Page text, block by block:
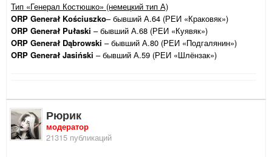
Тип «Генерал Костюшко» (немецкий тип А)
ORP Generał Kościuszko– бывший А.64 (РЕИ «Краковяк»)
ORP Generał Pułaski – бывший А.68 (РЕИ «Куявяк»)
ORP Generał Dąbrowski – бывший А.80 (РЕИ «Подгалянин»)
ORP Generał Jasiński – бывший А.59 (РЕИ «Шлёнзак»)
Рюрик
модератор
21315 публикаций